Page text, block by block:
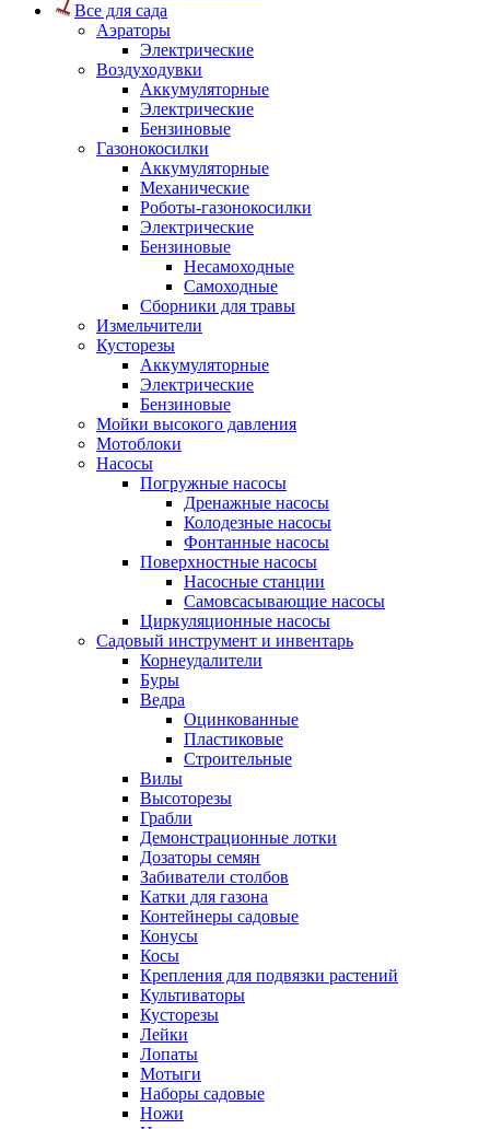
Все для сада
Аэраторы
Электрические
Воздуходувки
Аккумуляторные
Электрические
Бензиновые
Газонокосилки
Аккумуляторные
Механические
Роботы-газонокосилки
Электрические
Бензиновые
Несамоходные
Самоходные
Сборники для травы
Измельчители
Кусторезы
Аккумуляторные
Электрические
Бензиновые
Мойки высокого давления
Мотоблоки
Насосы
Погружные насосы
Дренажные насосы
Колодезные насосы
Фонтанные насосы
Поверхностные насосы
Насосные станции
Самовсасывающие насосы
Циркуляционные насосы
Садовый инструмент и инвентарь
Корнеудалители
Буры
Ведра
Оцинкованные
Пластиковые
Строительные
Вилы
Высоторезы
Грабли
Демонстрационные лотки
Дозаторы семян
Забиватели столбов
Катки для газона
Контейнеры садовые
Конусы
Косы
Крепления для подвязки растений
Культиваторы
Кусторезы
Лейки
Лопаты
Мотыги
Наборы садовые
Ножи